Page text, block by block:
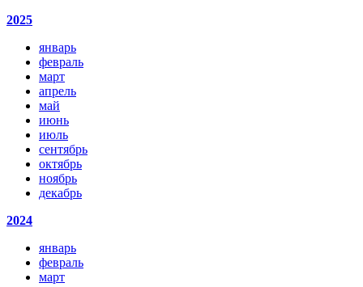
2025
январь
февраль
март
апрель
май
июнь
июль
сентябрь
октябрь
ноябрь
декабрь
2024
январь
февраль
март